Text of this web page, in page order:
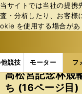
当サイトでは当社の提携
査・分析したり、お客様
okie を使⽤する場合があ
競技 モーター フ
b
ス
ポ
ル
フォトギャラリー
高松宮記念杯
ち (16ページ目)